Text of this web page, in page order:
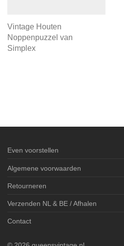
Vintage Houten
Noppenpuzzel van
Simplex
Even voorstellen
Algemene voorwaarden
Retourneren
Verzenden NL & BE / Afhalen
Contact